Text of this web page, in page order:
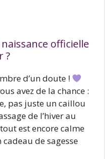
officielle
?
d’un doute !
avez de la chance :
pas juste un caillou
de l’hiver au
est encore calme
cadeau de sagesse